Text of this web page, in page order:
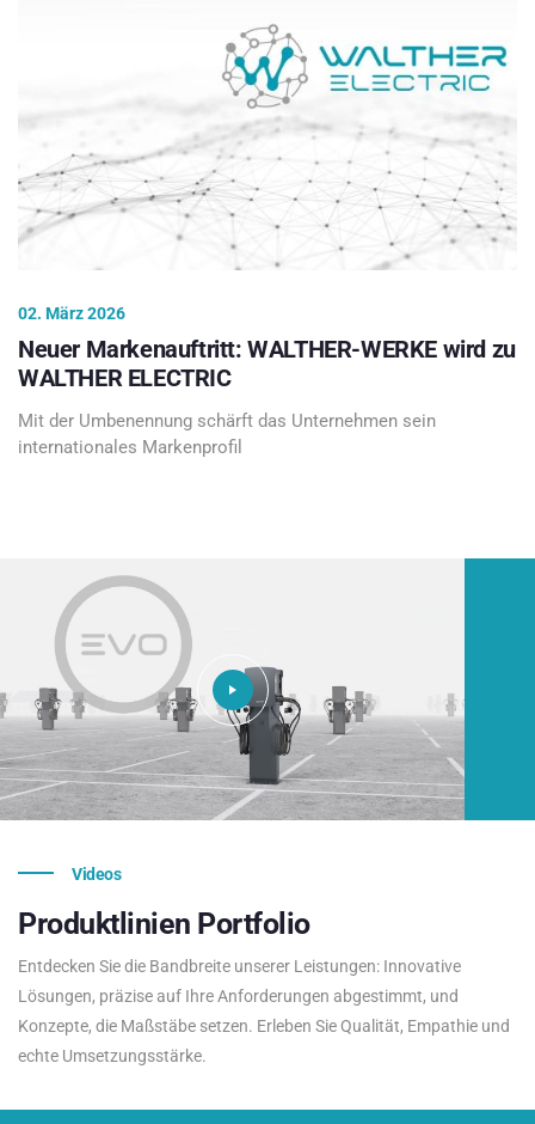
02. März 2026
Neuer Markenauftritt: WALTHER-WERKE wird zu
WALTHER ELECTRIC
Mit der Umbenennung schärft das Unternehmen sein
internationales Markenprofil
Videos
Produktlinien Portfolio
Entdecken Sie die Bandbreite unserer Leistungen: Innovative
Lösungen, präzise auf Ihre Anforderungen abgestimmt, und
Konzepte, die Maßstäbe setzen. Erleben Sie Qualität, Empathie und
echte Umsetzungsstärke.